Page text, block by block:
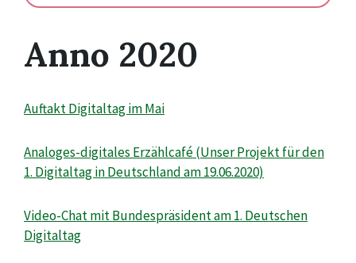
Anno 2020
Auftakt Digitaltag im Mai
Analoges-digitales Erzählcafé (Unser Projekt für den
1. Digitaltag in Deutschland am 19.06.2020)
Video-Chat mit Bundespräsident am 1. Deutschen
Digitaltag